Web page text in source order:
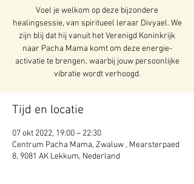
Voel je welkom op deze bijzondere
healingsessie, van spiritueel leraar Divyael. We
zijn blij dat hij vanuit het Verenigd Koninkrijk
naar Pacha Mama komt om deze energie-
activatie te brengen, waarbij jouw persoonlijke
vibratie wordt verhoogd.
Tijd en locatie
07 okt 2022, 19:00 – 22:30
Centrum Pacha Mama, Zwaluw , Mearsterpaed
8, 9081 AK Lekkum, Nederland